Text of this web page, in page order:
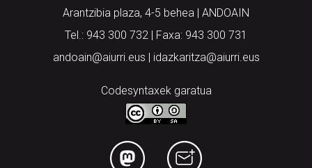
Arantzibia plaza, 4-5 behea | ANDOAIN
Tel.: 943 300 732 | Faxa: 943 300 731
andoain@aiurri.eus | idazkaritza@aiurri.eus
Codesyntaxek garatua